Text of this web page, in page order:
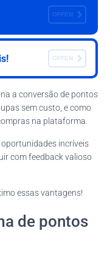
OFFEN
OFFEN
a conversão de pontos
sem custo, e como
na plataforma.
incríveis
com feedback valioso
essas vantagens!
de pontos